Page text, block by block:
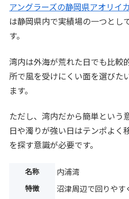
アングラーズの静岡県アオリイ
は静岡県内で実績場の一つとし
す。
湾内は外海が荒れた日でも比較
所で風を受けにくい面を選びた
ます。
ただし、湾内だから簡単という
日や濁りが強い日はテンポよく
を探す意識が必要です。
名称 内浦湾
特徴 沼津周辺で回りやす